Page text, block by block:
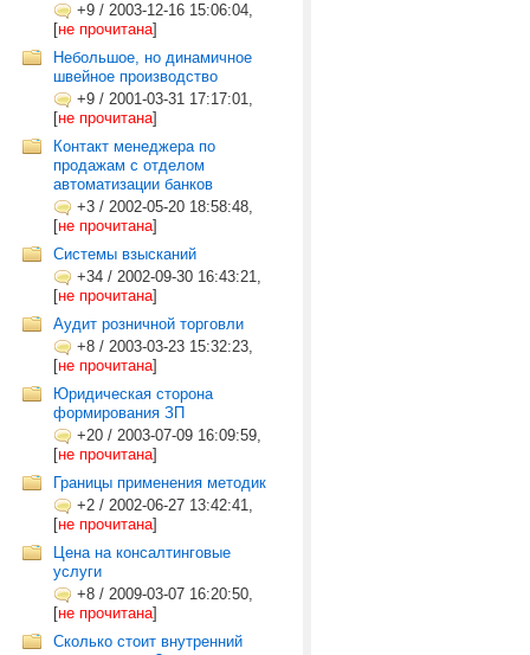
+9 / 2003-12-16 15:06:04,
[не прочитана]
Небольшое, но динамичное
швейное производство
+9 / 2001-03-31 17:17:01,
[не прочитана]
Контакт менеджера по
продажам с отделом
автоматизации банков
+3 / 2002-05-20 18:58:48,
[не прочитана]
Системы взысканий
+34 / 2002-09-30 16:43:21,
[не прочитана]
Аудит розничной торговли
+8 / 2003-03-23 15:32:23,
[не прочитана]
Юридическая сторона
формирования ЗП
+20 / 2003-07-09 16:09:59,
[не прочитана]
Границы применения методик
+2 / 2002-06-27 13:42:41,
[не прочитана]
Цена на консалтинговые
услуги
+8 / 2009-03-07 16:20:50,
[не прочитана]
Сколько стоит внутренний